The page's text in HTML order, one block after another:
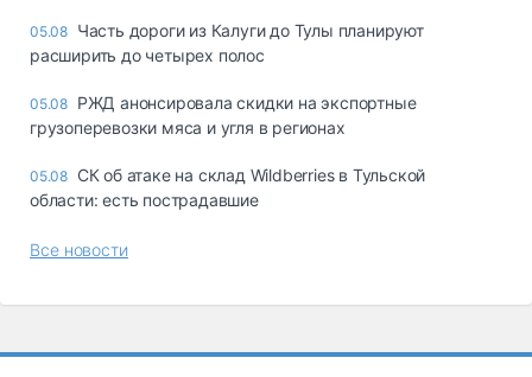
05.08 Часть дороги из Калуги до Тулы планируют
расширить до четырех полос
05.08 РЖД анонсировала скидки на экспортные
грузоперевозки мяса и угля в регионах
05.08 СК об атаке на склад Wildberries в Тульской
области: есть пострадавшие
Все новости